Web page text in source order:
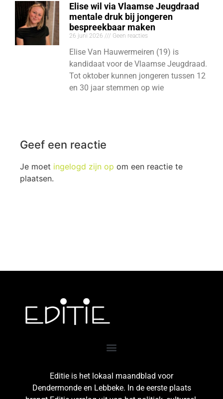
Elise wil via Vlaamse Jeugdraad
mentale druk bij jongeren
bespreekbaar maken
26 juni 2026 Geen reacties
Elise Van Hauwermeiren (19) is
kandidaat voor de Vlaamse Jeugdraad.
Tot oktober kunnen jongeren tussen 12
en 30 jaar stemmen op wie
Geef een reactie
Je moet ingelogd zijn op om een reactie te
plaatsen.
Editie is het lokaal maandblad voor
Dendermonde en Lebbeke. In de eerste plaats